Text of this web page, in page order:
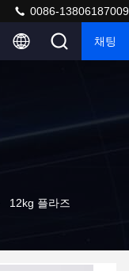
0086-13806187009
채팅
12kg 플라즈